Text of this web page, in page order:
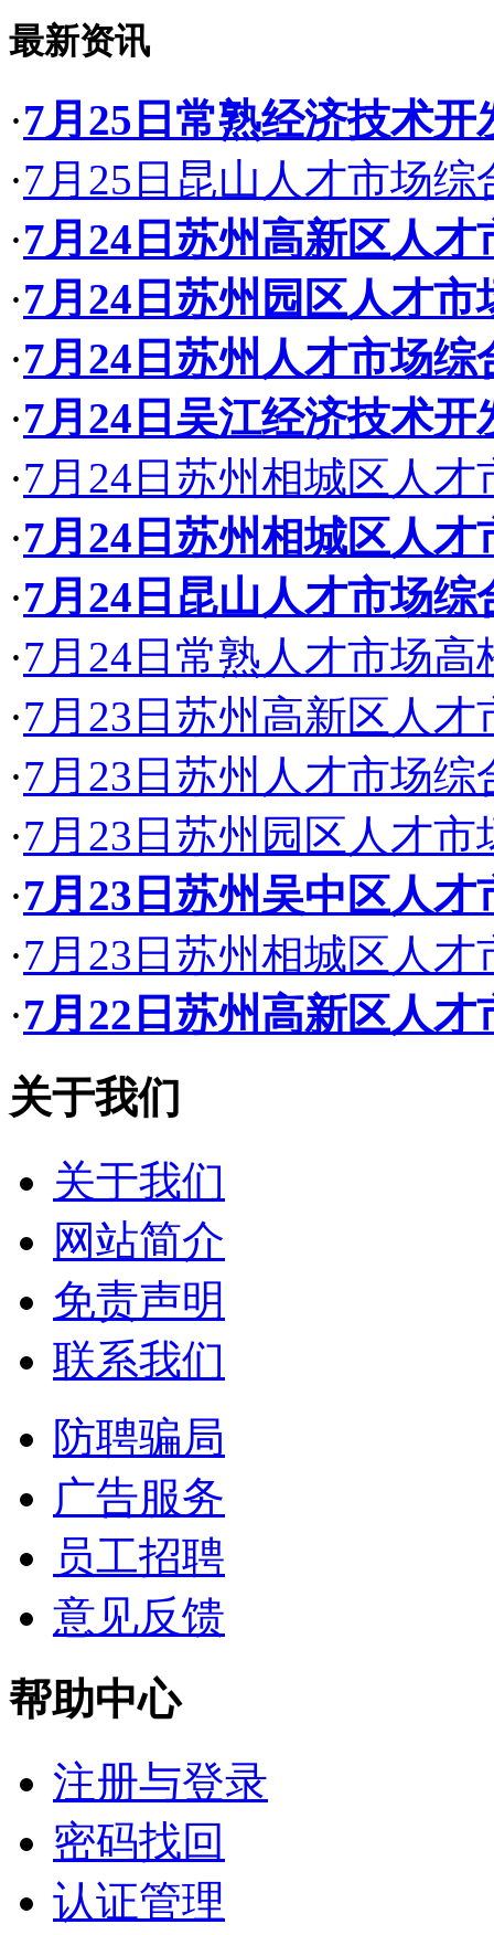
最新资讯
·7月25日常熟经济技术开
·7月25日昆山人才市场综
·7月24日苏州高新区人才
·7月24日苏州园区人才市
·7月24日苏州人才市场综
·7月24日吴江经济技术开
·7月24日苏州相城区人才
·7月24日苏州相城区人才
·7月24日昆山人才市场综
·7月24日常熟人才市场高
·7月23日苏州高新区人才
·7月23日苏州人才市场综
·7月23日苏州园区人才市
·7月23日苏州吴中区人才
·7月23日苏州相城区人才
·7月22日苏州高新区人才
关于我们
关于我们
网站简介
免责声明
联系我们
防聘骗局
广告服务
员工招聘
意见反馈
帮助中心
注册与登录
密码找回
认证管理